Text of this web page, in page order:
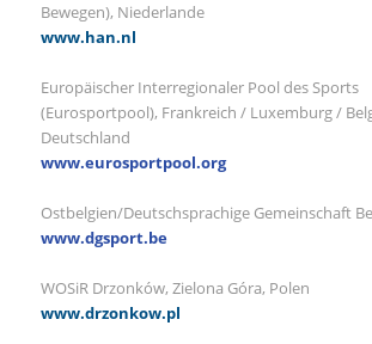
Bewegen), Niederlande
www.han.nl
Europäischer Interregionaler Pool des Sports
(Eurosportpool), Frankreich / Luxemburg /
Deutschland
www.eurosportpool.org
Ostbelgien/Deutschsprachige Gemeinschaft
www.dgsport.be
WOSiR Drzonków, Zielona Góra, Polen
www.drzonkow.pl